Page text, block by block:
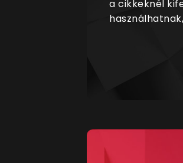
a cikkeknél